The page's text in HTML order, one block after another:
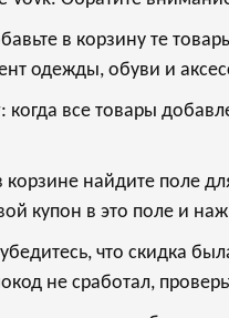
в корзину те
одежды, обуви и
: когда все товары
корзине найдите поле
купон в это поле и
что скидка
не сработал,